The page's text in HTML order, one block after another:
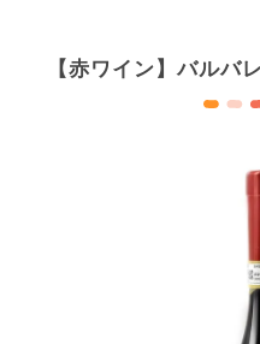
【赤ワイン】バル